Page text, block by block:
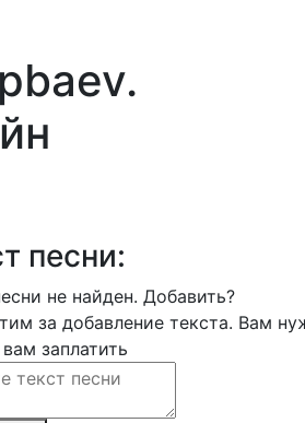
песни:
не найден. Добавить?
за добавление текста. Вам
заплатить